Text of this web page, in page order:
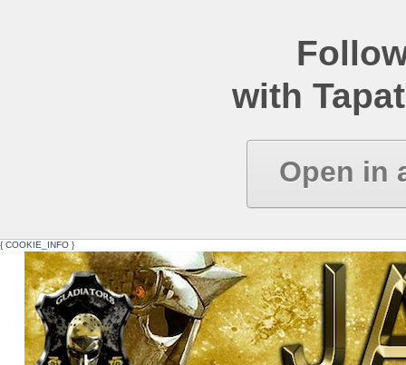
with
Open in
{ COOKIE_INFO }